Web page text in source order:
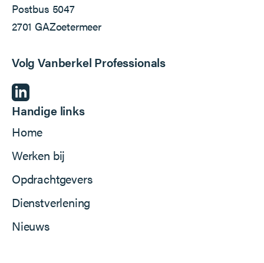
Postbus 5047
2701 GAZoetermeer
Volg Vanberkel Professionals
Handige links
Home
Werken bij
Opdrachtgevers
Dienstverlening
Nieuws